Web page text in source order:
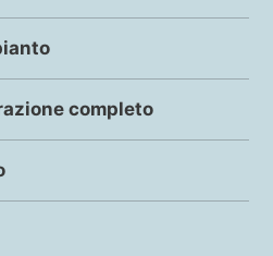
completo